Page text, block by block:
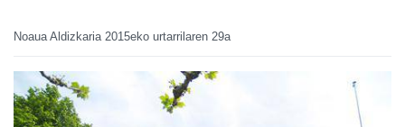
Noaua Aldizkaria 2015eko urtarrilaren 29a